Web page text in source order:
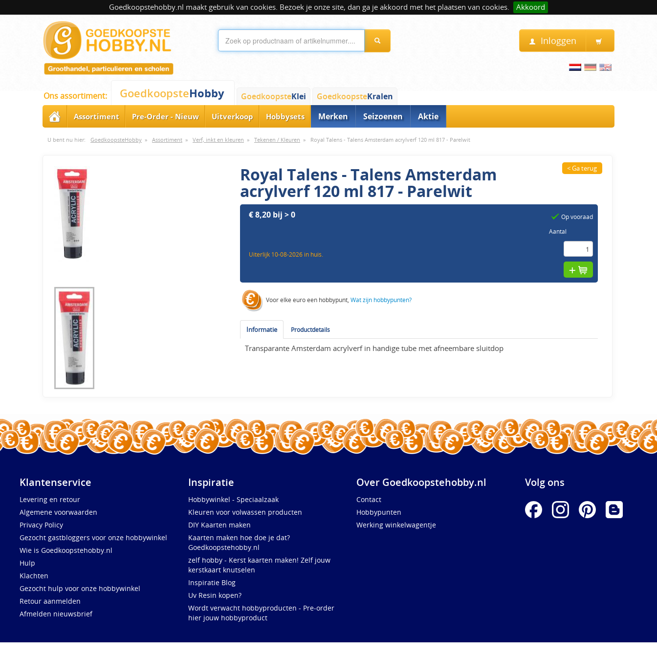
Goedkoopstehobby.nl maakt gebruik van cookies. Bezoek je onze site, dan ga je akkoord met het plaatsen van cookies. Akkoord
Inloggen
Ons assortiment: GoedkoopsteHobby GoedkoopsteKlei GoedkoopsteKralen
Assortiment Pre-Order - Nieuw Uitverkoop Hobbysets Merken Seizoenen Aktie
U bent nu hier: GoedkoopsteHobby » Assortiment » Verf, inkt en kleuren » Tekenen / Kleuren » Royal Talens - Talens Amsterdam acrylverf 120 ml 817 - Parelwit
Royal Talens - Talens Amsterdam
acrylverf 120 ml 817 - Parelwit
< Ga terug
€ 8,20 bij > 0
Uiterlijk 10-08-2026 in huis.
Op vooraad
Aantal
Voor elke euro een hobbypunt,Wat zijn hobbypunten?
Informatie Productdetails
Transparante Amsterdam acrylverf in handige tube met afneembare sluitdop
Klantenservice
Levering en retour
Algemene voorwaarden
Privacy Policy
Gezocht gastbloggers voor onze hobbywinkel
Wie is Goedkoopstehobby.nl
Hulp
Klachten
Gezocht hulp voor onze hobbywinkel
Retour aanmelden
Afmelden nieuwsbrief
Inspiratie
Hobbywinkel - Speciaalzaak
Kleuren voor volwassen producten
DIY Kaarten maken
Kaarten maken hoe doe je dat?
Goedkoopstehobby.nl
zelf hobby - Kerst kaarten maken! Zelf jouw
kerstkaart knutselen
Inspiratie Blog
Uv Resin kopen?
Wordt verwacht hobbyproducten - Pre-order
hier jouw hobbyproduct
Over Goedkoopstehobby.nl
Contact
Hobbypunten
Werking winkelwagentje
Volg ons